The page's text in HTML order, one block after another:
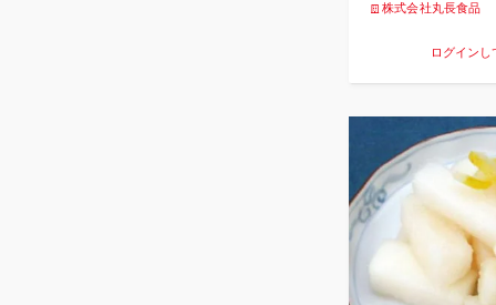
生菜】塩漬（刻み）
味期限】目安10日【
質 0.1ｇ 炭水化
3.0ｇ （推定値）
株式会社丸長食品
ログイン